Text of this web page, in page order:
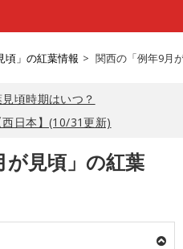
頃」の紅葉情報 関西の「例年9月
頃時期はいつ？
日本】(10/31更新)
が見頃」の紅葉